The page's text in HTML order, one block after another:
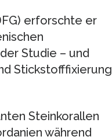
erforschte er
Studie – und
Stickstofffixierung
Steinkorallen
während